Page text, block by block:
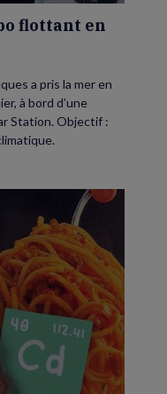
flottant en
a pris la mer en
à bord d’une
Station. Objectif :